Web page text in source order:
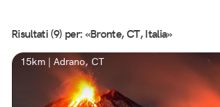
Risultati (9) per: «Bronte, CT, Italia»
15km | Adrano, CT